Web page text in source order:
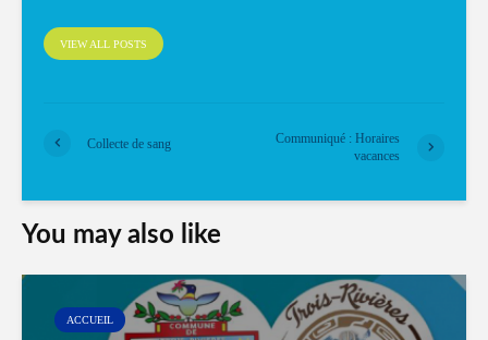
VIEW ALL POSTS
Collecte de sang
Communiqué : Horaires
vacances
You may also like
ACCUEIL